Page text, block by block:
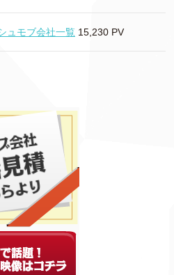
ュモブ会社一覧 15,230 PV